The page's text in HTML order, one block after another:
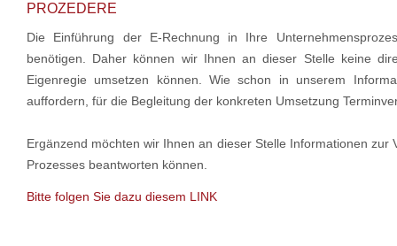
PROZEDERE
Die Einführung der E-Rechnung in Ihre
benötigen. Daher können wir Ihnen an dieser Stelle keine
Eigenregie umsetzen können. Wie schon in unserem
auffordern, für die Begleitung der konkreten Umsetzung
Ergänzend möchten wir Ihnen an dieser Stelle Informationen
Prozesses beantworten können.
Bitte folgen Sie dazu diesem LINK